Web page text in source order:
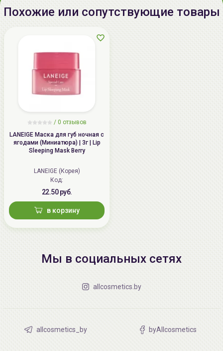
Похожие или сопутствующие товары
/ 0 отзывов
LANEIGE Маска для губ ночная с
ягодами (Миниатюра) | 3г | Lip
Sleeping Mask Berry
LANEIGE (Корея)
Код:
22.50 руб.
в корзину
Мы в социальных сетях
allcosmetics.by
allcosmetics_by byAllcosmetics